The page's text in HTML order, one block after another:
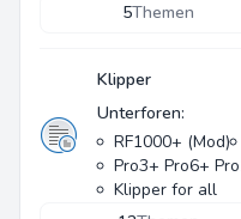
5Themen
Klipper
Unterforen:
RF1000+ (Mod)
Pro3+ Pro6+
Klipper for all